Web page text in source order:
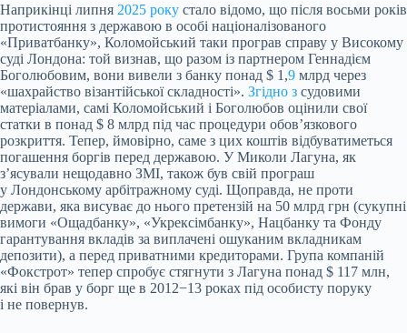
Наприкінці липня 2025 року стало відомо, що після восьми років
протистояння з державою в особі націоналізованого
«Приватбанку», Коломойський таки програв справу у Високому
суді Лондона: той визнав, що разом із партнером Геннадієм
Боголюбовим, вони вивели з банку понад $ 1,9 млрд через
«шахрайство візантійської складності». Згідно з судовими
матеріалами, самі Коломойський і Боголюбов оцінили свої
статки в понад $ 8 млрд під час процедури обовʼязкового
розкриття. Тепер, ймовірно, саме з цих коштів відбуватиметься
погашення боргів перед державою. У Миколи Лагуна, як
зʼясували нещодавно ЗМІ, також був свій програш
у Лондонському арбітражному суді. Щоправда, не проти
держави, яка висуває до нього претензій на 50 млрд грн (сукупні
вимоги «Ощадбанку», «Укрексімбанку», Нацбанку та Фонду
гарантування вкладів за виплачені ошуканим вкладникам
депозити), а перед приватними кредиторами. Група компаній
«Фокстрот» тепер спробує стягнути з Лагуна понад $ 117 млн,
які він брав у борг ще в 2012−13 роках під особисту поруку
і не повернув.